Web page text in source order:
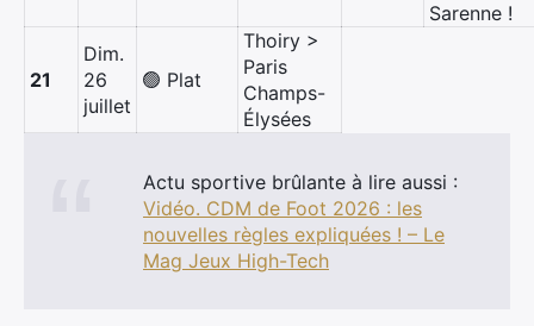
Sarenne !
21
Dim.
26
juillet
🟢 Plat
Thoiry >
Paris
Champs-
Élysées
Actu sportive brûlante à lire aussi :
Vidéo. CDM de Foot 2026 : les
nouvelles règles expliquées ! – Le
Mag Jeux High-Tech